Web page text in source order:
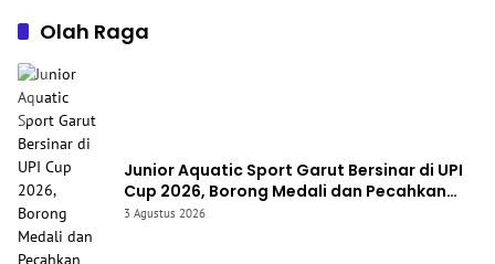
Olah Raga
Junior Aquatic Sport Garut Bersinar di UPI
Cup 2026, Borong Medali dan Pecahkan
Rekor Waktu Pribadi
3 Agustus 2026